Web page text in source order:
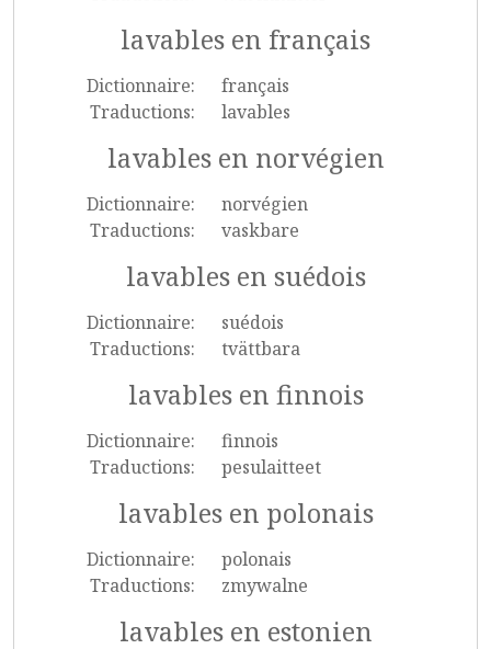
lavables en français
Dictionnaire:
français
Traductions:
lavables
lavables en norvégien
Dictionnaire:
norvégien
Traductions:
vaskbare
lavables en suédois
Dictionnaire:
suédois
Traductions:
tvättbara
lavables en finnois
Dictionnaire:
finnois
Traductions:
pesulaitteet
lavables en polonais
Dictionnaire:
polonais
Traductions:
zmywalne
lavables en estonien